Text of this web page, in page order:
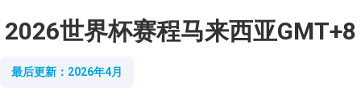
2026世界杯赛程马来西亚GMT+8
最后更新：2026年4月